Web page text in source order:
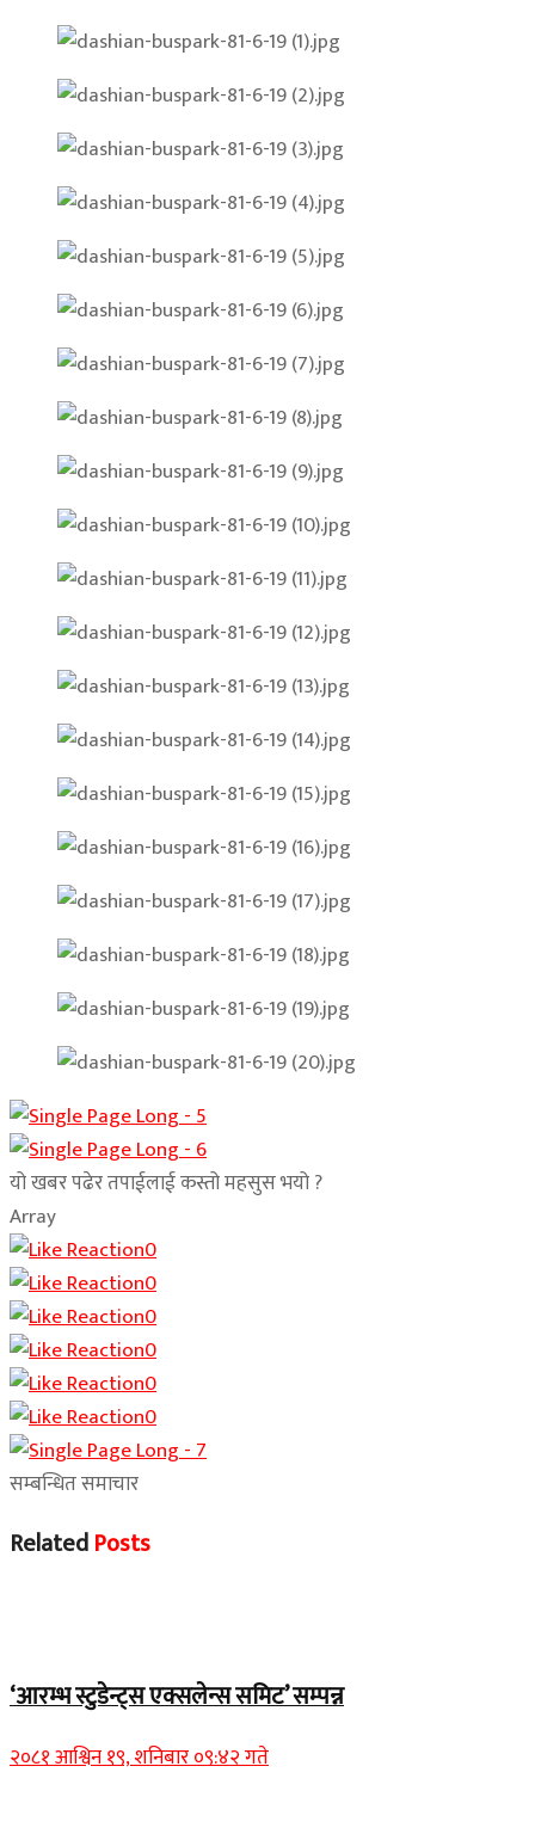
यो खबर पढेर तपाईलाई कस्तो महसुस भयो ?
Array
0
0
0
0
0
0
सम्बन्धित समाचार
RelatedPosts
‘आरम्भ स्टुडेन्ट्स एक्सलेन्स समिट’ सम्पन्न
२०८१ आश्विन १९, शनिबार ०९:४२ गते